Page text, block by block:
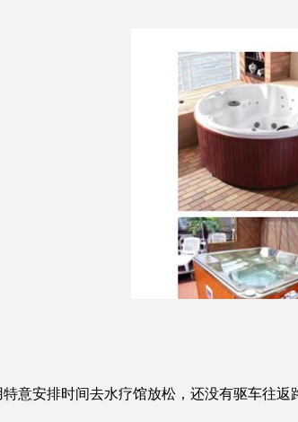
安排时间去水疗馆放松，还没有驱车往返